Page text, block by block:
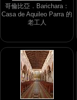
哥倫比亞．Barichara：
Casa de Aquileo Parra 的
老工人